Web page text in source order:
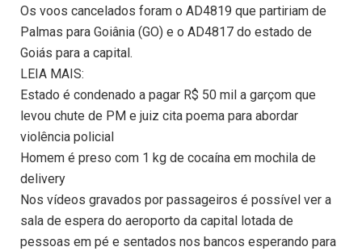
Os voos cancelados foram o AD4819 que partiriam de
Palmas para Goiânia (GO) e o AD4817 do estado de
Goiás para a capital.
LEIA MAIS:
Estado é condenado a pagar R$ 50 mil a garçom que
levou chute de PM e juiz cita poema para abordar
violência policial
Homem é preso com 1 kg de cocaína em mochila de
delivery
Nos vídeos gravados por passageiros é possível ver a
sala de espera do aeroporto da capital lotada de
pessoas em pé e sentados nos bancos esperando para